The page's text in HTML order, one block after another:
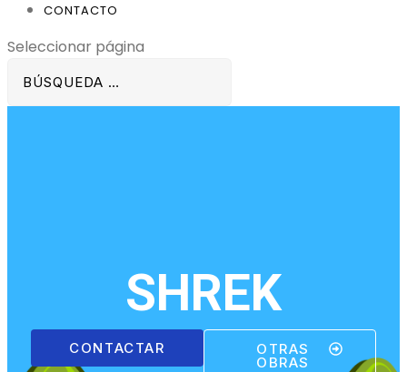
CONTACTO
Seleccionar página
SHREK
CONTACTAR OTRAS
OBRAS